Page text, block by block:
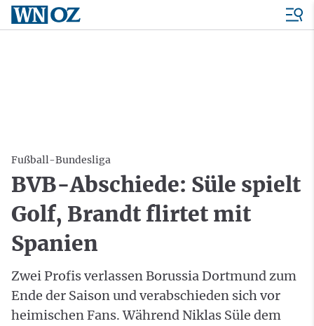
Fußball-Bundesliga
BVB-Abschiede: Süle spielt
Golf, Brandt flirtet mit
Spanien
Zwei Profis verlassen Borussia Dortmund zum
Ende der Saison und verabschieden sich vor
heimischen Fans. Während Niklas Süle dem